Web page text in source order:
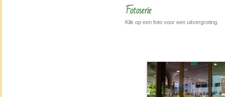
Fotoserie
Klik op een foto voor een uitvergroting.